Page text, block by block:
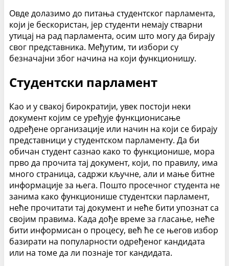
Овде долазимо до питања студентског парламента,
који је бескористан, јер студенти немају стварни
утицај на рад парламента, осим што могу да бирају
свог представника. Међутим, ти избори су
безначајни због начина на који функционишу.
Студентски парламент
Као и у свакој бирократији, увек постоји неки
документ којим се уређује функционисање
одређене организације или начин на који се бирају
представници у студентском парламенту. Да би
обичан студент сазнао како то функционише, мора
прво да прочита тај документ, који, по правилу, има
много страница, садржи кључне, али и мање битне
информације за њега. Пошто просечног студента не
занима како функционише студентски парламент,
неће прочитати тај документ и неће бити упознат са
својим правима. Када дође време за гласање, неће
бити информисан о процесу, већ ће се његов избор
базирати на популарности одређеног кандидата
или на томе да ли познаје тог кандидата.